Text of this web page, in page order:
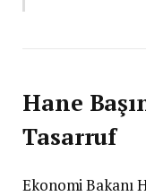
Hane
Tasarruf
Ekonomi Bakanı